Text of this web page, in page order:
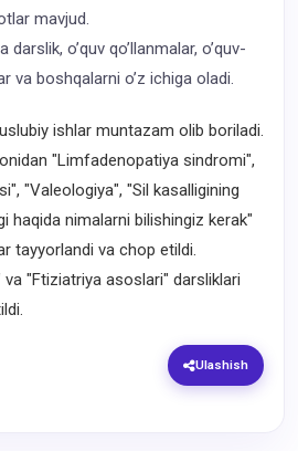
mavjud.
o’quv qo’llanmalar, o’quv-
va boshqalarni o’z ichiga oladi.
ishlar muntazam olib boriladi.
"Limfadenopatiya sindromi",
"Valeologiya", "Sil kasalligining
haqida nimalarni bilishingiz kerak"
tayyorlandi va chop etildi.
"Ftiziatriya asoslari" darsliklari
Ulashish